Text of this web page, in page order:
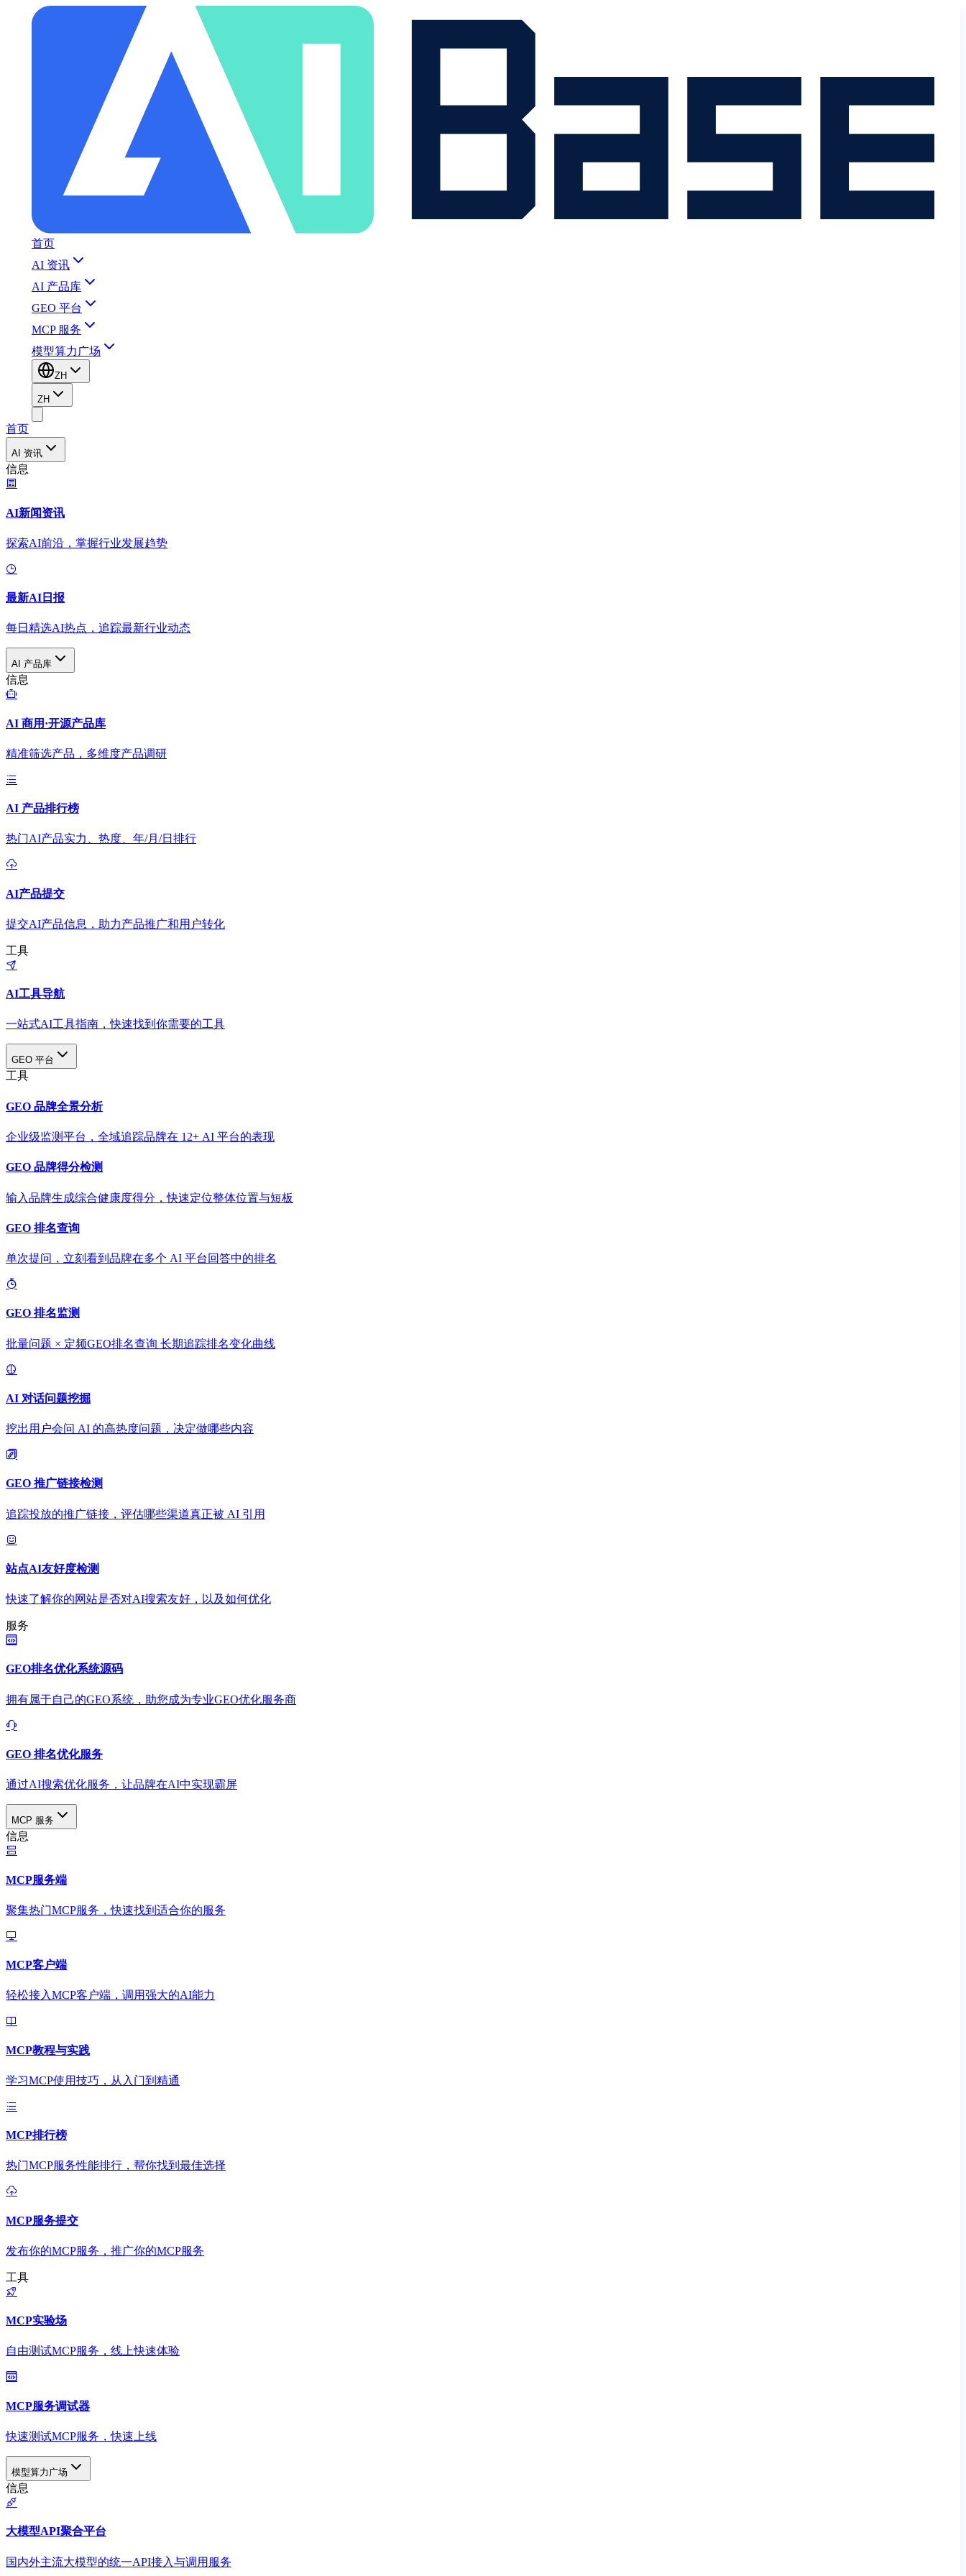
首页
AI 资讯
AI 产品库
GEO 平台
MCP 服务
模型算力广场
ZH
ZH
首页
AI 资讯
信息
AI新闻资讯
探索AI前沿，掌握行业发展趋势
最新AI日报
每日精选AI热点，追踪最新行业动态
AI 产品库
信息
AI 商用·开源产品库
精准筛选产品，多维度产品调研
AI 产品排行榜
热门AI产品实力、热度、年/月/日排行
AI产品提交
提交AI产品信息，助力产品推广和用户转化
工具
AI工具导航
一站式AI工具指南，快速找到你需要的工具
GEO 平台
工具
GEO 品牌全景分析
企业级监测平台，全域追踪品牌在 12+ AI 平台的表现
GEO 品牌得分检测
输入品牌生成综合健康度得分，快速定位整体位置与短板
GEO 排名查询
单次提问，立刻看到品牌在多个 AI 平台回答中的排名
GEO 排名监测
批量问题 × 定频GEO排名查询 长期追踪排名变化曲线
AI 对话问题挖掘
挖出用户会问 AI 的高热度问题，决定做哪些内容
GEO 推广链接检测
追踪投放的推广链接，评估哪些渠道真正被 AI 引用
站点AI友好度检测
快速了解你的网站是否对AI搜索友好，以及如何优化
服务
GEO排名优化系统源码
拥有属于自己的GEO系统，助您成为专业GEO优化服务商
GEO 排名优化服务
通过AI搜索优化服务，让品牌在AI中实现霸屏
MCP 服务
信息
MCP服务端
聚集热门MCP服务，快速找到适合你的服务
MCP客户端
轻松接入MCP客户端，调用强大的AI能力
MCP教程与实践
学习MCP使用技巧，从入门到精通
MCP排行榜
热门MCP服务性能排行，帮你找到最佳选择
MCP服务提交
发布你的MCP服务，推广你的MCP服务
工具
MCP实验场
自由测试MCP服务，线上快速体验
MCP服务调试器
快速测试MCP服务，快速上线
模型算力广场
信息
大模型API聚合平台
国内外主流大模型的统一API接入与调用服务